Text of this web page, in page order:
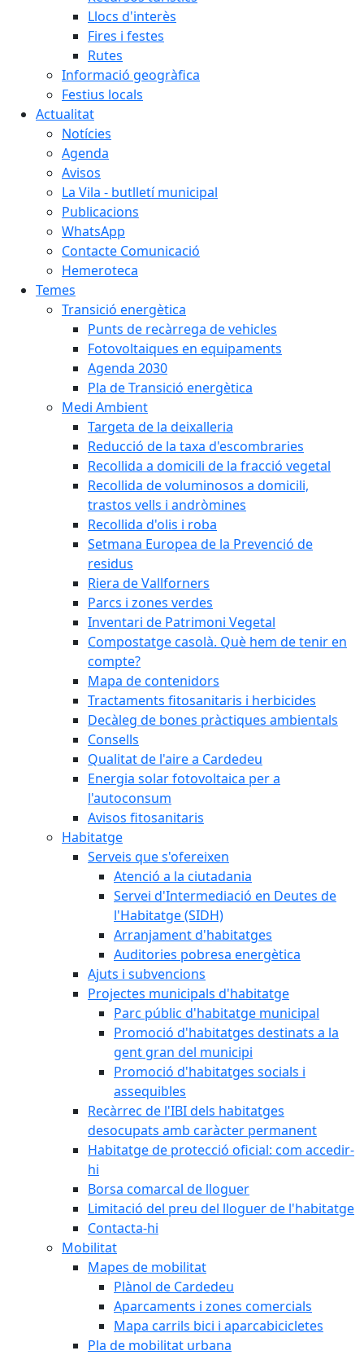
Llocs d'interès
Fires i festes
Rutes
Informació geogràfica
Festius locals
Actualitat
Notícies
Agenda
Avisos
La Vila - butlletí municipal
Publicacions
WhatsApp
Contacte Comunicació
Hemeroteca
Temes
Transició energètica
Punts de recàrrega de vehicles
Fotovoltaiques en equipaments
Agenda 2030
Pla de Transició energètica
Medi Ambient
Targeta de la deixalleria
Reducció de la taxa d'escombraries
Recollida a domicili de la fracció vegetal
Recollida de voluminosos a domicili,
trastos vells i andròmines
Recollida d'olis i roba
Setmana Europea de la Prevenció de
residus
Riera de Vallforners
Parcs i zones verdes
Inventari de Patrimoni Vegetal
Compostatge casolà. Què hem de tenir en
compte?
Mapa de contenidors
Tractaments fitosanitaris i herbicides
Decàleg de bones pràctiques ambientals
Consells
Qualitat de l'aire a Cardedeu
Energia solar fotovoltaica per a
l'autoconsum
Avisos fitosanitaris
Habitatge
Serveis que s'ofereixen
Atenció a la ciutadania
Servei d'Intermediació en Deutes de
l'Habitatge (SIDH)
Arranjament d'habitatges
Auditories pobresa energètica
Ajuts i subvencions
Projectes municipals d'habitatge
Parc públic d'habitatge municipal
Promoció d'habitatges destinats a la
gent gran del municipi
Promoció d'habitatges socials i
assequibles
Recàrrec de l'IBI dels habitatges
desocupats amb caràcter permanent
Habitatge de protecció oficial: com accedir-
hi
Borsa comarcal de lloguer
Limitació del preu del lloguer de l'habitatge
Contacta-hi
Mobilitat
Mapes de mobilitat
Plànol de Cardedeu
Aparcaments i zones comercials
Mapa carrils bici i aparcabicicletes
Pla de mobilitat urbana